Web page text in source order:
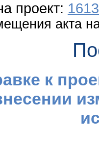
проект:
акта
к